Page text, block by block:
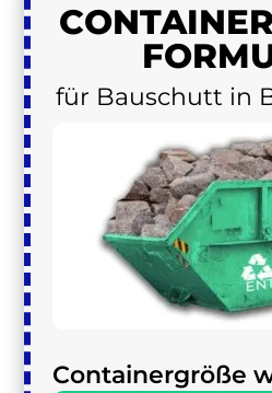
CONTAINER
für Bauschutt in
Containergröße